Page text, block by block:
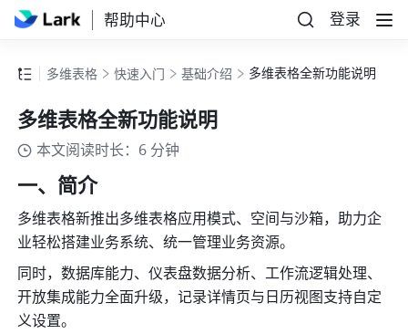
帮助中心 登录
多维表格 快速入门 基础介绍 多维表格全新功能说明
多维表格全新功能说明
本文阅读时长：6 分钟
一、简介
多维表格新推出多维表格应用模式、空间与沙箱，助力企
业轻松搭建业务系统、统一管理业务资源。
同时，数据库能力、仪表盘数据分析、工作流逻辑处理、
开放集成能力全面升级，记录详情页与日历视图支持自定
义设置。